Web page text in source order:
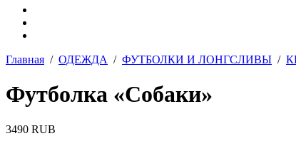
Главная / ОДЕЖДА / ФУТБОЛКИ И ЛОНГСЛИВЫ /
Футболка «Собаки»
3490 RUB